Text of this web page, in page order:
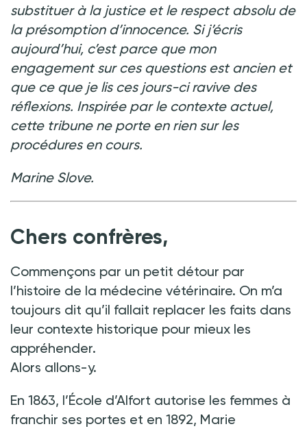
substituer à la justice et le respect absolu de
la présomption d’innocence. Si j’écris
aujourd’hui, c’est parce que mon
engagement sur ces questions est ancien et
que ce que je lis ces jours-ci ravive des
réflexions. Inspirée par le contexte actuel,
cette tribune ne porte en rien sur les
procédures en cours.
Marine Slove.
Chers confrères,
Commençons par un petit détour par
l’histoire de la médecine vétérinaire. On m’a
toujours dit qu’il fallait replacer les faits dans
leur contexte historique pour mieux les
appréhender.
Alors allons-y.
En 1863, l’École d’Alfort autorise les femmes à
franchir ses portes et en 1892, Marie